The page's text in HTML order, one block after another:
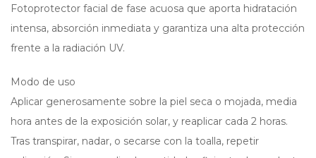
Fotoprotector facial de fase acuosa que aporta hidratación
intensa, absorción inmediata y garantiza una alta protección
frente a la radiación UV.
Modo de uso
Aplicar generosamente sobre la piel seca o mojada, media
hora antes de la exposición solar, y reaplicar cada 2 horas.
Tras transpirar, nadar, o secarse con la toalla, repetir